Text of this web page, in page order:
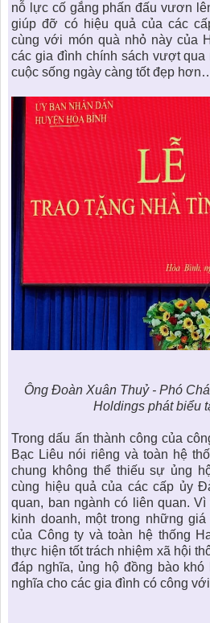
nỗ lực cố gắng phấn đấu vươn
giúp đỡ có hiệu quả của các
cùng với món quà nhỏ này của
các gia đình chính sách vượt qua
cuộc sống ngày càng tốt đẹp
Ông Đoàn Xuân Thuỷ - Phó
Holdings phát biểu
Trong dấu ấn thành công của
Bạc Liêu nói riêng và toàn hệ
chung không thể thiếu sự ủng
cùng hiệu quả của các cấp ủy
quan, ban ngành có liên quan.
kinh doanh, một trong những
của Công ty và toàn hệ thống
thực hiện tốt trách nhiệm xã hội
đáp nghĩa, ủng hộ đồng bào khó
nghĩa cho các gia đình có công